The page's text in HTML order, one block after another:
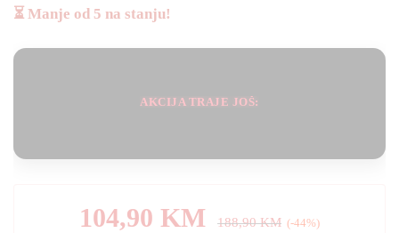
4.33od
ukupno 5
korisnika)
⏳ Manje od 5 na stanju!
AKCIJA TRAJE JOŠ:
104,90 KM 188,90KM (-44%)